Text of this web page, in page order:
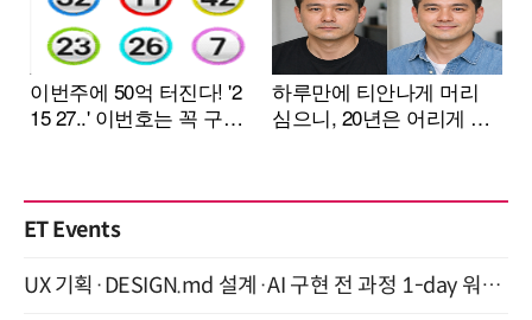
ET Events
UX 기획·DESIGN.md 설계·AI 구현 전 과정 1-day 워크숍 with Claude Code·Codex 9월 15일 개최